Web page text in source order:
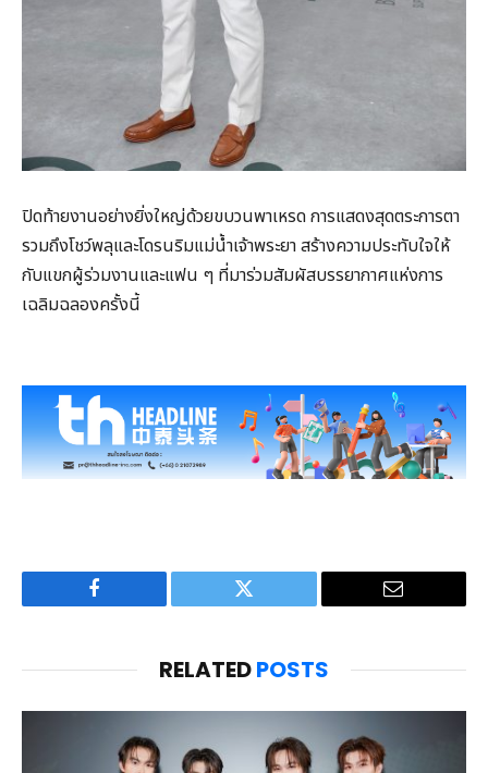
ปิดท้ายงานอย่างยิ่งใหญ่ด้วยขบวนพาเหรด การแสดงสุดตระการตา
รวมถึงโชว์พลุและโดรนริมแม่น้ำเจ้าพระยา สร้างความประทับใจให้
กับแขกผู้ร่วมงานและแฟน ๆ ที่มาร่วมสัมผัสบรรยากาศแห่งการ
เฉลิมฉลองครั้งนี้
Facebook Twitter Email
RELATEDPOSTS